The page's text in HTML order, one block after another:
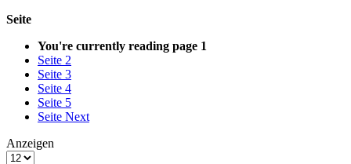
Seite
You're currently reading page 1
Seite 2
Seite 3
Seite 4
Seite 5
Seite Next
Anzeigen